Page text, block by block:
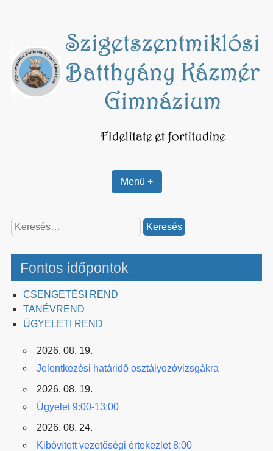
Menü +
Keresés:
Fontos időpontok
CSENGETÉSI REND
TANÉVREND
ÜGYELETI REND
2026. 08. 19.
Jelentkezési határidő osztályozóvizsgákra
2026. 08. 19.
Ügyelet 9:00-13:00
2026. 08. 24.
Kibővített vezetőségi értekezlet 8:00